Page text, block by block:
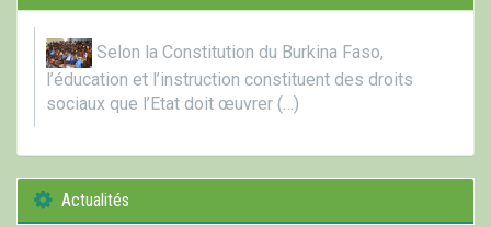
Selon la Constitution du Burkina Faso,
l’éducation et l’instruction constituent des droits
sociaux que l’Etat doit œuvrer (…)
Actualités